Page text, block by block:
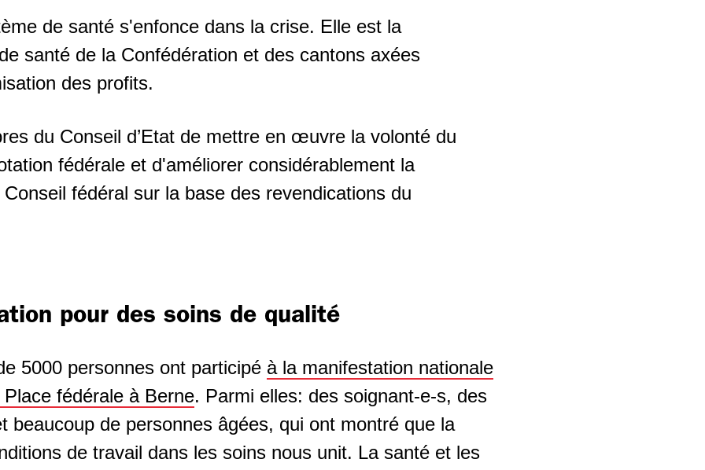
de santé s'enfonce dans la crise. Elle est la
santé de la Confédération et des cantons axées
des profits.
du Conseil d’Etat de mettre en œuvre la volonté du
fédérale et d'améliorer considérablement la
fédéral sur la base des revendications du
pour des soins de qualité
5000 personnes ont participé à la manifestation nationale
fédérale à Berne. Parmi elles: des soignant-e-s, des
beaucoup de personnes âgées, qui ont montré que la
de travail dans les soins nous unit. La santé et les